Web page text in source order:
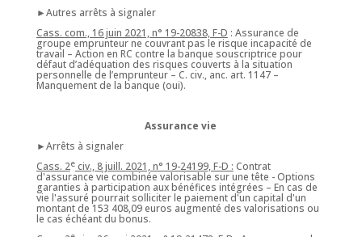
►Autres arrêts à signaler
Cass. com., 16 juin 2021, n° 19-20838, F-D : Assurance de
groupe emprunteur ne couvrant pas le risque incapacité de
travail – Action en RC contre la banque souscriptrice pour
défaut d’adéquation des risques couverts à la situation
personnelle de l’emprunteur – C. civ., anc. art. 1147 –
Manquement de la banque (oui).
Assurance vie
►Arrêts à signaler
Cass. 2eciv., 8 juill. 2021, n° 19-24199, F-D : Contrat
d'assurance vie combinée valorisable sur une tête - Options
garanties à participation aux bénéfices intégrées – En cas de
vie l'assuré pourrait solliciter le paiement d'un capital d'un
montant de 153 408,09 euros augmenté des valorisations ou
le cas échéant du bonus.